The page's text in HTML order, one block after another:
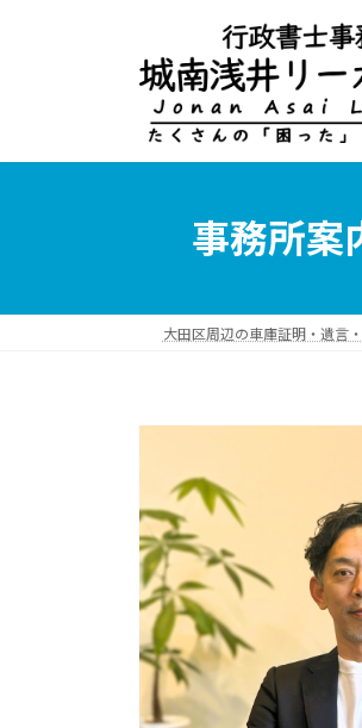
へ
ョ
事務所案
大田区周辺の車庫証明・遺